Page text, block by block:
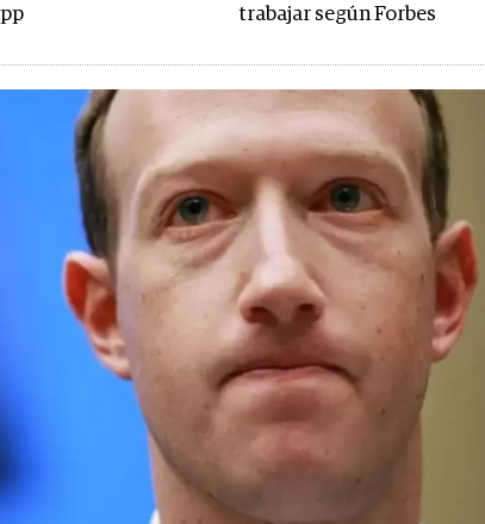
trabajar según Forbes